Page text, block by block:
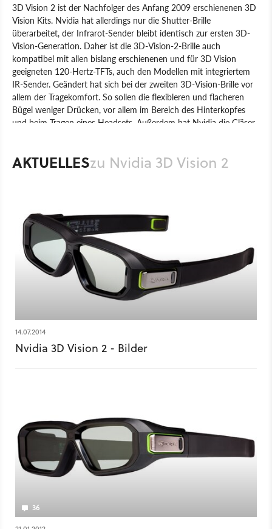
3D Vision 2 ist der Nachfolger des Anfang 2009 erschienenen 3D
Vision Kits. Nvidia hat allerdings nur die Shutter-Brille
überarbeitet, der Infrarot-Sender bleibt identisch zur ersten 3D-
Vision-Generation. Daher ist die 3D-Vision-2-Brille auch
kompatibel mit allen bislang erschienenen und für 3D Vision
geeigneten 120-Hertz-TFTs, auch den Modellen mit integriertem
IR-Sender. Geändert hat sich bei der zweiten 3D-Vision-Brille vor
allem der Tragekomfort. So sollen die flexibleren und flacheren
Bügel weniger Drücken, vor allem im Bereich des Hinterkopfes
und beim Tragen eines Headsets. Außerdem hat Nvidia die Gläser
der Hintergrundbeleuchtung erschienen, die dem starken
AKTUELLESzu Nvidia 3D Vision 2
14.07.2014
Nvidia 3D Vision 2 - Bilder
36